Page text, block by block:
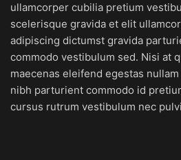
ullamcorper cubilia pretium
scelerisque gravida et elit
adipiscing dictumst gravida
commodo vestibulum sed. Nisi at
maecenas eleifend egestas
nibh parturient commodo id
cursus rutrum vestibulum nec